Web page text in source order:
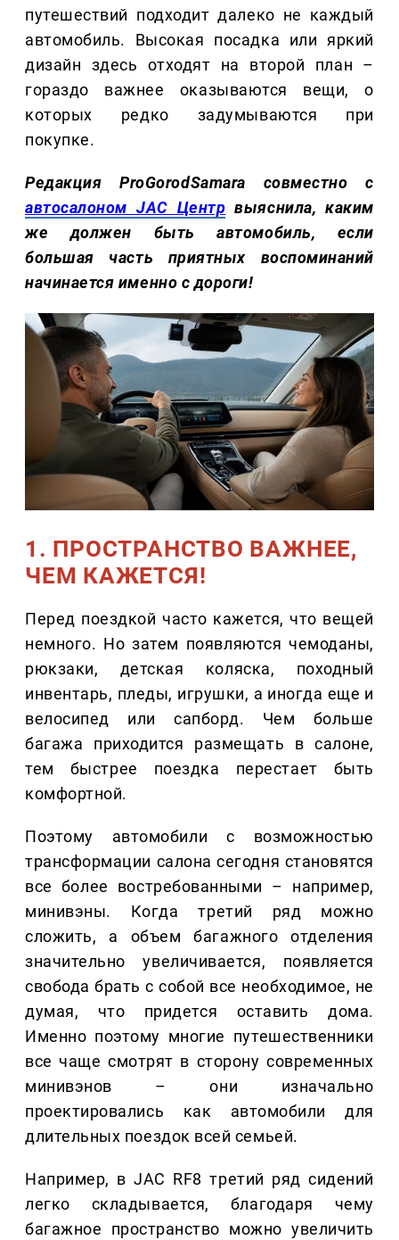
путешествий подходит далеко не каждый
автомобиль. Высокая посадка или яркий
дизайн здесь отходят на второй план –
гораздо важнее оказываются вещи, о
которых редко задумываются при
покупке.
Редакция ProGorodSamara совместно с
автосалоном JAC Центр выяснила, каким
же должен быть автомобиль, если
большая часть приятных воспоминаний
начинается именно с дороги!
1. ПРОСТРАНСТВО ВАЖНЕЕ,
ЧЕМ КАЖЕТСЯ!
Перед поездкой часто кажется, что вещей
немного. Но затем появляются чемоданы,
рюкзаки, детская коляска, походный
инвентарь, пледы, игрушки, а иногда еще и
велосипед или сапборд. Чем больше
багажа приходится размещать в салоне,
тем быстрее поездка перестает быть
комфортной.
Поэтому автомобили с возможностью
трансформации салона сегодня становятся
все более востребованными – например,
минивэны. Когда третий ряд можно
сложить, а объем багажного отделения
значительно увеличивается, появляется
свобода брать с собой все необходимое, не
думая, что придется оставить дома.
Именно поэтому многие путешественники
все чаще смотрят в сторону современных
минивэнов – они изначально
проектировались как автомобили для
длительных поездок всей семьей.
Например, в JAC RF8 третий ряд сидений
легко складывается, благодаря чему
багажное пространство можно увеличить